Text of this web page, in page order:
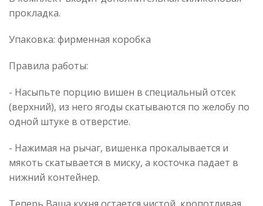
прокладка.
Упаковка: фирменная коробка
Правила работы:
- Насыпьте порцию вишен в специальный отсек
(верхний), из него ягоды скатываются по желобу по
одной штуке в отверстие.
- Нажимая на рычаг, вишенка прокалывается и
мякоть скатывается в миску, а косточка падает в
нижний контейнер.
Теперь Ваша кухня остается чистой, кропотливая